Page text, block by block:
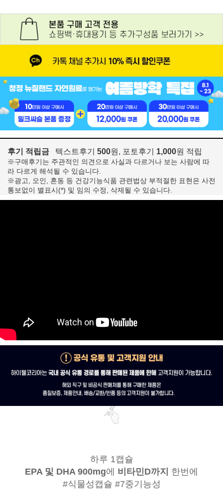
후기 적립금 텍스트후기 500원, 포토후기 1,000원 적립
※구매후기는 주관적인 의견으로 사실과 다르거나 보는 사람에 따
라 다르게 해석될 수 있습니다.
※광고, 오인, 혼동 등 건강기능식품 관련법상 부적절한 표현은 사전
통보없이 별표시(*) 및 임의 수정, 삭제될 수 있습니다.
하루 1캡슐
EPA 및 DHA 900mg에 비타민D까지 한번에
#식물성캡슐 #7중기능성